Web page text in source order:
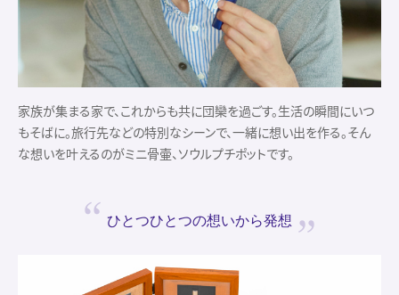
家族が集まる家で、これからも共に団欒を過ごす。生活の瞬間にいつ
もそばに。旅行先などの特別なシーンで、一緒に想い出を作る。そん
な想いを叶えるのがミニ骨壷、ソウルプチポットです。
ひとつひとつの想いから発想